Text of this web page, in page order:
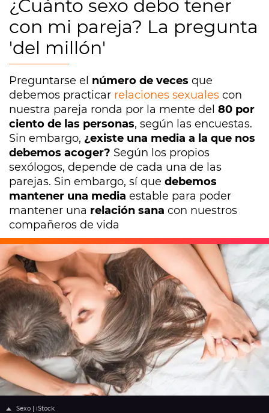
¿Cuánto sexo debo tener
con mi pareja? La pregunta
'del millón'
Preguntarse el número de veces que
debemos practicar relaciones sexuales con
nuestra pareja ronda por la mente del 80 por
ciento de las personas, según las encuestas.
Sin embargo, ¿existe una media a la que nos
debemos acoger? Según los propios
sexólogos, depende de cada una de las
parejas. Sin embargo, sí que debemos
mantener una media estable para poder
mantener una relación sana con nuestros
compañeros de vida
Sexo | iStock